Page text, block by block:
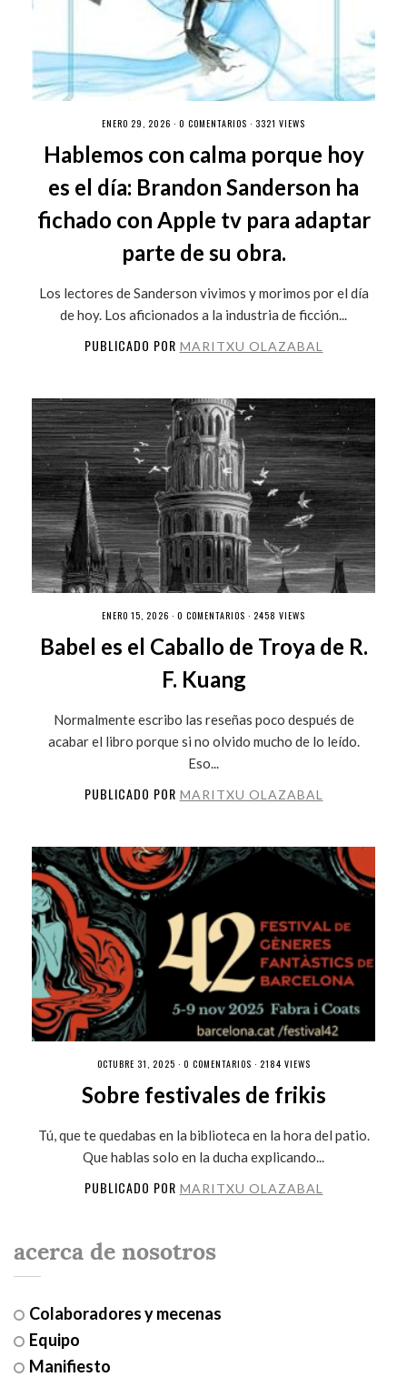
ENERO 29, 2026 · 0 COMENTARIOS · 3321 VIEWS
Hablemos con calma porque hoy
es el día: Brandon Sanderson ha
fichado con Apple tv para adaptar
parte de su obra.
Los lectores de Sanderson vivimos y morimos por el día
de hoy. Los aficionados a la industria de ficción...
PUBLICADO POR MARITXU OLAZABAL
ENERO 15, 2026 · 0 COMENTARIOS · 2458 VIEWS
Babel es el Caballo de Troya de R.
F. Kuang
Normalmente escribo las reseñas poco después de
acabar el libro porque si no olvido mucho de lo leído.
Eso...
PUBLICADO POR MARITXU OLAZABAL
OCTUBRE 31, 2025 · 0 COMENTARIOS · 2184 VIEWS
Sobre festivales de frikis
Tú, que te quedabas en la biblioteca en la hora del patio.
Que hablas solo en la ducha explicando...
PUBLICADO POR MARITXU OLAZABAL
acerca de nosotros
Colaboradores y mecenas
Equipo
Manifiesto